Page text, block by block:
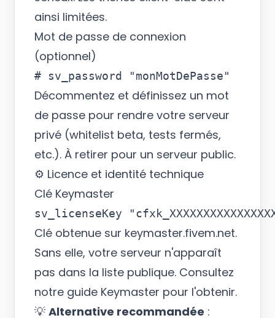
ainsi limitées.
Mot de passe de connexion
(optionnel)
Décommentez et définissez un mot
de passe pour rendre votre serveur
privé (whitelist beta, tests fermés,
etc.). À retirer pour un serveur public.
⚙️ Licence et identité technique
Clé Keymaster
Clé obtenue sur keymaster.fivem.net.
Sans elle, votre serveur n'apparaît
pas dans la liste publique. Consultez
notre guide Keymaster pour l'obtenir.
💡 Alternative recommandée :